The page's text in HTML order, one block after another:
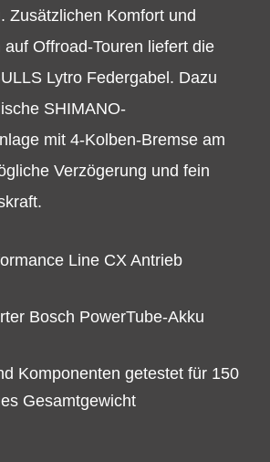
Zusätzlichen Komfort und
Offroad-Touren liefert die
Lytro Federgabel. Dazu
SHIMANO-
mit 4-Kolben-Bremse am
Verzögerung und fein
Line CX Antrieb
Bosch PowerTube-Akku
Komponenten getestet für 150
Gesamtgewicht